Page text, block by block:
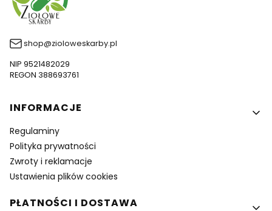
shop@zioloweskarby.pl
NIP 9521482029
REGON 388693761
Linki w stopce
INFORMACJE
Regulaminy
Polityka prywatności
Zwroty i reklamacje
Ustawienia plików cookies
PŁATNOŚCI I DOSTAWA